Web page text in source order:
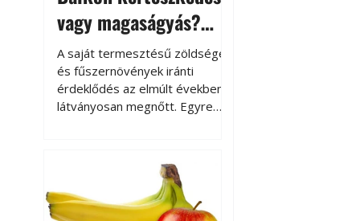
vagy magaságyás?
Helytakarékos
kertészkedés
A saját termesztésű zöldségek
és fűszernövények iránti
érdeklődés az elmúlt években
látványosan megnőtt. Egyre
kertészkedés sokak számára
kikapcsolódást és feltöltődést
is jelent.